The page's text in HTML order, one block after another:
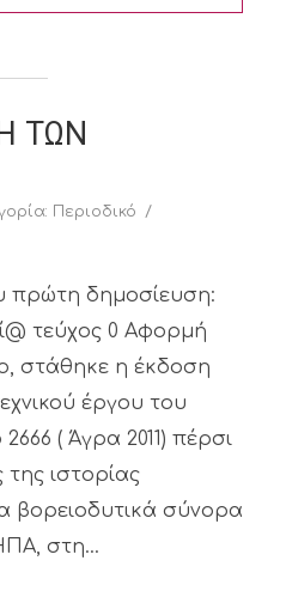
ΤΩΝ
Περιοδικό
πρώτη δημοσίευση:
τεύχος 0 Αφορμή
στάθηκε η έκδοση
έργου του
( Άγρα 2011) πέρσι
ιστορίας
βορειοδυτικά σύνορα
στη...